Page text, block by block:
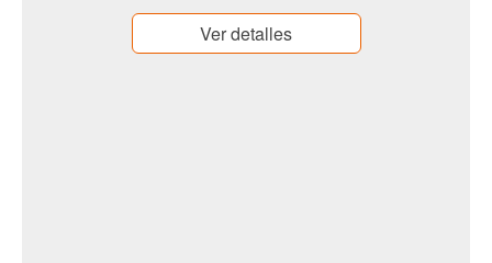
Ver detalles